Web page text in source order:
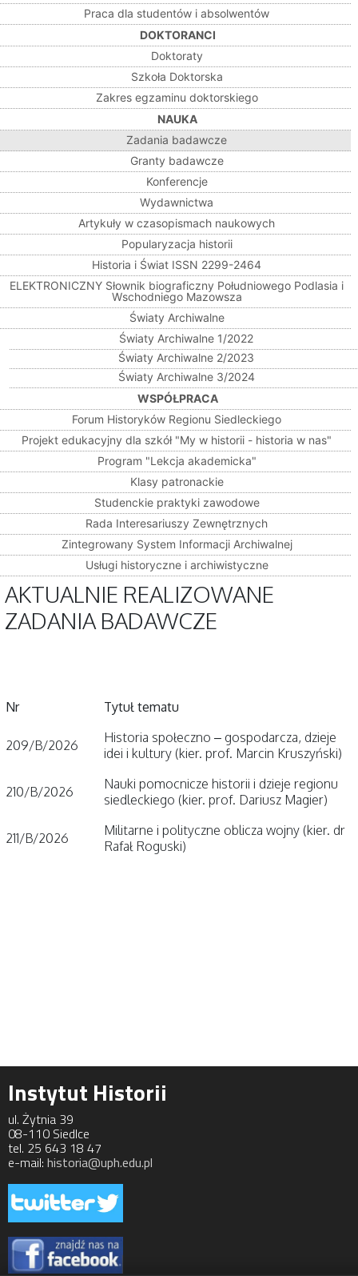
Praca dla studentów i absolwentów
DOKTORANCI
Doktoraty
Szkoła Doktorska
Zakres egzaminu doktorskiego
NAUKA
Zadania badawcze
Granty badawcze
Konferencje
Wydawnictwa
Artykuły w czasopismach naukowych
Popularyzacja historii
Historia i Świat ISSN 2299-2464
ELEKTRONICZNY Słownik biograficzny Południowego Podlasia i
Wschodniego Mazowsza
Światy Archiwalne
Światy Archiwalne 1/2022
Światy Archiwalne 2/2023
Światy Archiwalne 3/2024
WSPÓŁPRACA
Forum Historyków Regionu Siedleckiego
Projekt edukacyjny dla szkół "My w historii - historia w nas"
Program "Lekcja akademicka"
Klasy patronackie
Studenckie praktyki zawodowe
Rada Interesariuszy Zewnętrznych
Zintegrowany System Informacji Archiwalnej
Usługi historyczne i archiwistyczne
AKTUALNIE REALIZOWANE
ZADANIA BADAWCZE
Nr Tytuł tematu
209/B/2026
Historia społeczno – gospodarcza, dzieje
idei i kultury (kier. prof. Marcin Kruszyński)
210/B/2026
Nauki pomocnicze historii i dzieje regionu
siedleckiego (kier. prof. Dariusz Magier)
211/B/2026
Militarne i polityczne oblicza wojny (kier. dr
Rafał Roguski)
Instytut Historii
ul. Żytnia 39
08-110 Siedlce
tel. 25 643 18 47
e-mail: historia@uph.edu.pl